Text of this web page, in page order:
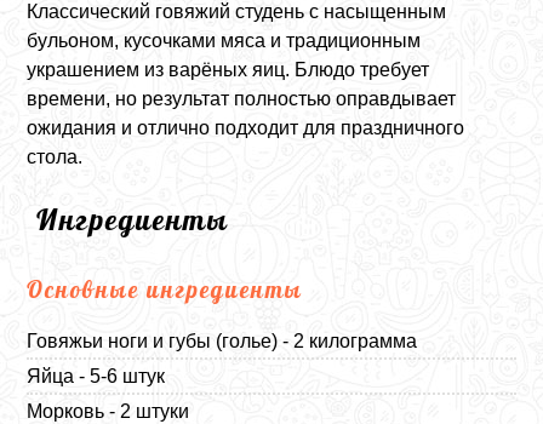
Классический говяжий студень с насыщенным
бульоном, кусочками мяса и традиционным
украшением из варёных яиц. Блюдо требует
времени, но результат полностью оправдывает
ожидания и отлично подходит для праздничного
стола.
Ингредиенты
Основные ингредиенты
Говяжьи ноги и губы (голье) - 2 килограмма
Яйца - 5-6 штук
Морковь - 2 штуки